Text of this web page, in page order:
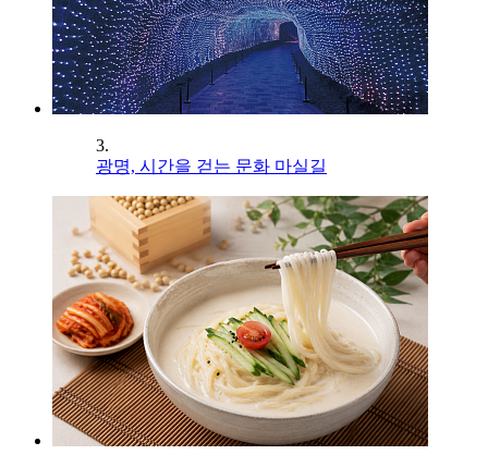
3.
광명, 시간을 걷는 문화 마실길